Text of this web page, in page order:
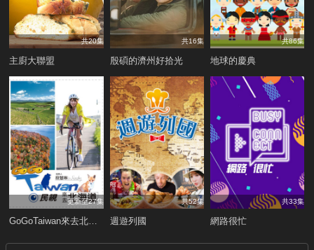
共20集
主廚大聯盟
共16集
殷碩的濟州好拾光
共86集
地球的慶典
更新至27集 共52集
週遊列國
共33集
網路很忙